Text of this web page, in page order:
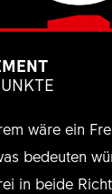
wäre ein
bedeuten
in beide